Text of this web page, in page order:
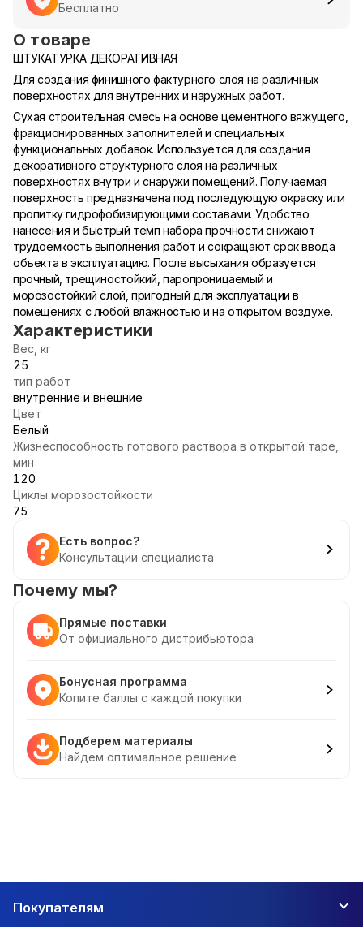
Бесплатно
О товаре
ШТУКАТУРКА ДЕКОРАТИВНАЯ
Для создания финишного фактурного слоя на различных
поверхностях для внутренних и наружных работ.
Сухая строительная смесь на основе цементного вяжущего,
фракционированных заполнителей и специальных
функциональных добавок. Используется для создания
декоративного структурного слоя на различных
поверхностях внутри и снаружи помещений. Получаемая
поверхность предназначена под последующую окраску или
пропитку гидрофобизирующими составами. Удобство
нанесения и быстрый темп набора прочности снижают
трудоемкость выполнения работ и сокращают срок ввода
объекта в эксплуатацию. После высыхания образуется
прочный, трещиностойкий, паропроницаемый и
морозостойкий слой, пригодный для эксплуатации в
помещениях с любой влажностью и на открытом воздухе.
Характеристики
Вес, кг
25
тип работ
внутренние и внешние
Цвет
Белый
Жизнеспособность готового раствора в открытой таре,
мин
120
Циклы морозостойкости
75
Есть вопрос?
Консультации специалиста
Почему мы?
Прямые поставки
От официального дистрибьютора
Бонусная программа
Копите баллы с каждой покупки
Подберем материалы
Найдем оптимальное решение
Покупателям